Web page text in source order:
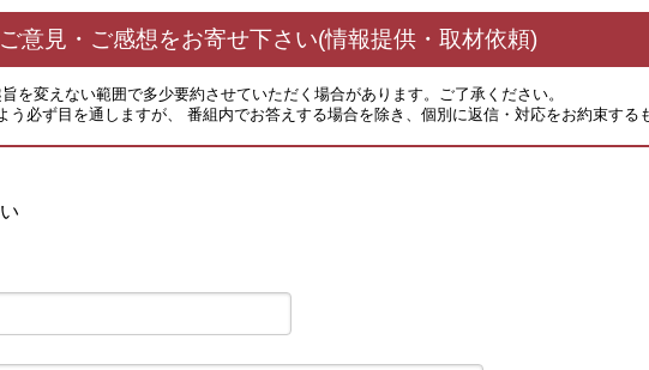
意見・ご感想をお寄せ下さい(情報提供・取材依頼)
を変えない範囲で多少要約させていただく場合があります。ご了承ください。
必ず目を通しますが、 番組内でお答えする場合を除き、個別に返信・対応をお約束する